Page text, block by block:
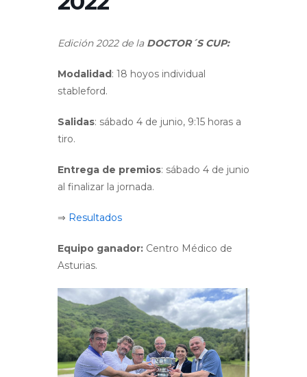
Edición 2022 de la DOCTOR´S CUP:
Modalidad: 18 hoyos individual
stableford.
Salidas: sábado 4 de junio, 9:15 horas a
tiro.
Entrega de premios: sábado 4 de junio
al finalizar la jornada.
⇒ Resultados
Equipo ganador: Centro Médico de
Asturias.